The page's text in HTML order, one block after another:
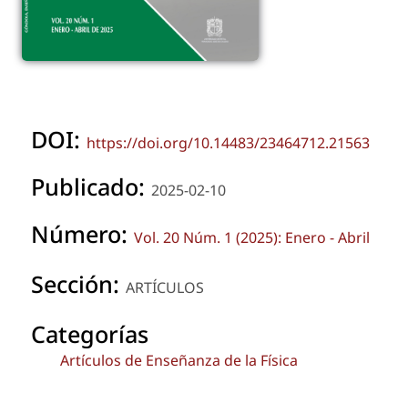
DOI: https://doi.org/10.14483/23464712.21563
Publicado: 2025-02-10
Número: Vol. 20 Núm. 1 (2025): Enero - Abril
Sección: ARTÍCULOS
Categorías
Artículos de Enseñanza de la Física